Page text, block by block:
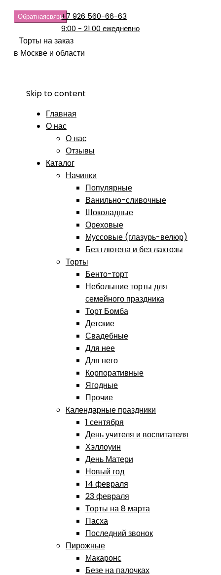
Обратнаясвязь+7 926 560-66-63
9:00 - 21.00 ежедневно
Торты на заказ
в Москве и области
Skip to content
Главная
О нас
О нас
Отзывы
Каталог
Начинки
Популярные
Ванильно-сливочные
Шоколадные
Ореховые
Муссовые (глазурь-велюр)
Без глютена и без лактозы
Торты
Бенто-торт
Небольшие торты для
семейного праздника
Торт Бомба
Детские
Свадебные
Для нее
Для него
Корпоративные
Ягодные
Прочие
Календарные праздники
1 сентября
День учителя и воспитателя
Хэллоуин
День Матери
Новый год
14 февраля
23 февраля
Торты на 8 марта
Пасха
Последний звонок
Пирожные
Макаронс
Безе на палочках